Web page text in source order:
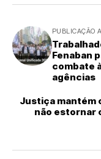
PUBLICAÇÃO
Fenaban
combate
agências
Justiça mantém
não estornar